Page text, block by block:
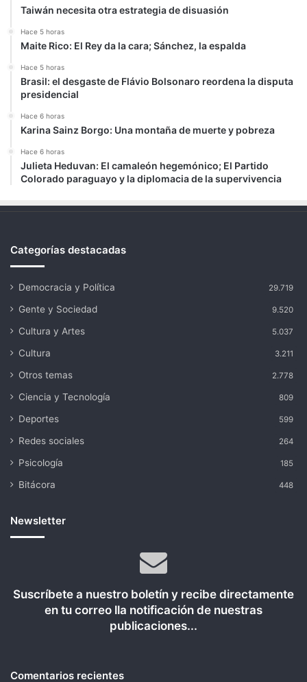
Taiwán necesita otra estrategia de disuasión
Hace 5 horas
Maite Rico: El Rey da la cara; Sánchez, la espalda
Hace 5 horas
Brasil: el desgaste de Flávio Bolsonaro reordena la disputa
presidencial
Hace 6 horas
Karina Sainz Borgo: Una montaña de muerte y pobreza
Hace 6 horas
Julieta Heduvan: El camaleón hegemónico; El Partido
Colorado paraguayo y la diplomacia de la supervivencia
Categorías destacadas
Democracia y Política 29.719
Gente y Sociedad 9.520
Cultura y Artes 5.037
Cultura 3.211
Otros temas 2.778
Ciencia y Tecnología 809
Deportes 599
Redes sociales 264
Psicología 185
Bitácora 448
Newsletter
Suscríbete a nuestro boletín y recibe directamente
en tu correo lla notificación de nuestras
publicaciones...
Comentarios recientes